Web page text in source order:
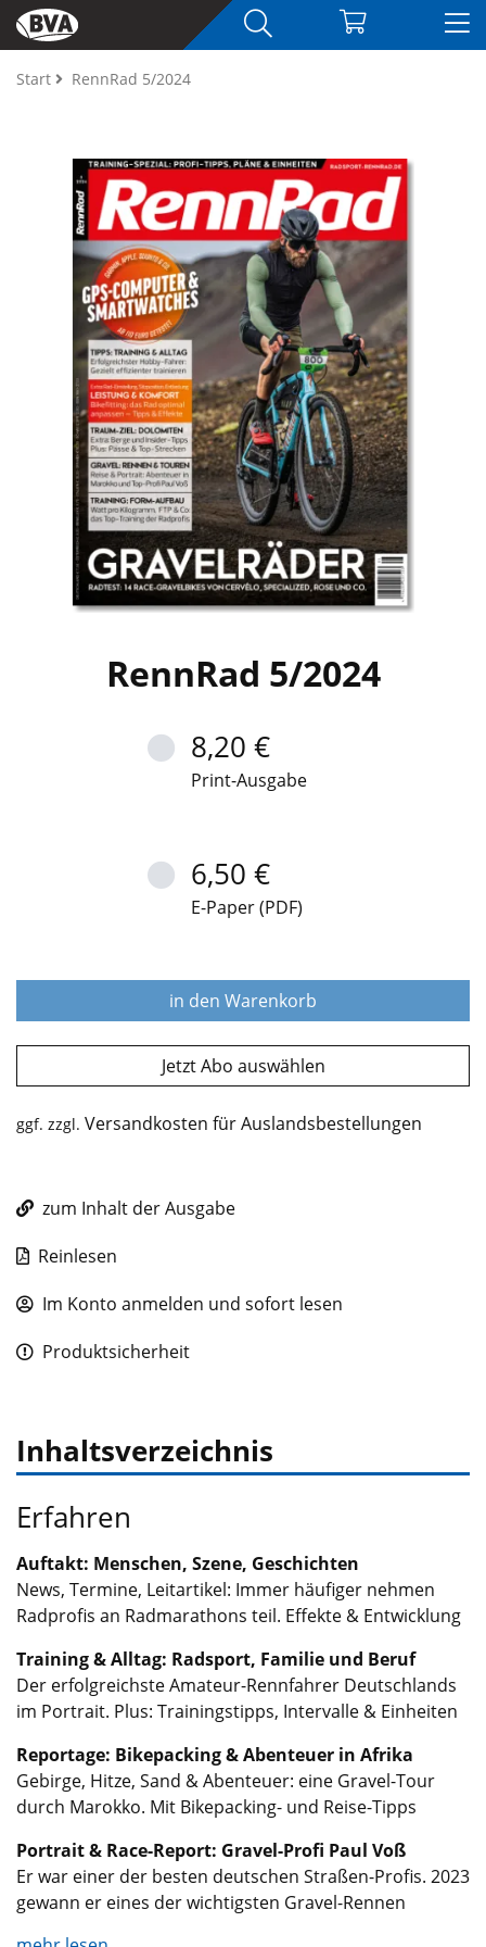
Start RennRad 5/2024
RennRad 5/2024
8,20 €
Print-Ausgabe
6,50 €
E-Paper (PDF)
in den Warenkorb
Jetzt Abo auswählen
ggf. zzgl. Versandkosten für Auslandsbestellungen
zum Inhalt der Ausgabe
Reinlesen
Im Konto anmelden und sofort lesen
Produktsicherheit
Inhaltsverzeichnis
Erfahren
Auftakt: Menschen, Szene, Geschichten
News, Termine, Leitartikel: Immer häufiger nehmen
Radprofis an Radmarathons teil. Effekte & Entwicklung
Training & Alltag: Radsport, Familie und Beruf
Der erfolgreichste Amateur-Rennfahrer Deutschlands
im Portrait. Plus: Trainingstipps, Intervalle & Einheiten
Reportage: Bikepacking & Abenteuer in Afrika
Gebirge, Hitze, Sand & Abenteuer: eine Gravel-Tour
durch Marokko. Mit Bikepacking- und Reise-Tipps
Portrait & Race-Report: Gravel-Profi Paul Voß
Er war einer der besten deutschen Straßen-Profis. 2023
gewann er eines der wichtigsten Gravel-Rennen